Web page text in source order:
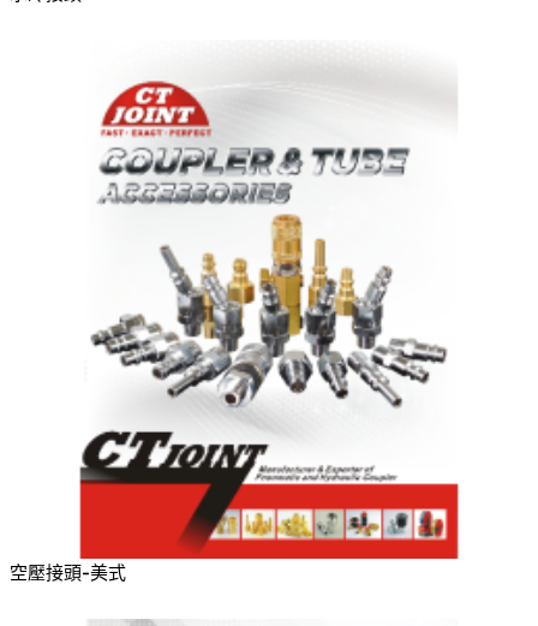
空壓接頭-美式